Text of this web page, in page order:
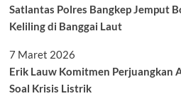
Satlantas Polres Bangkep Jemput
Keliling di Banggai Laut
7 Maret 2026
Erik Lauw Komitmen Perjuangkan
Soal Krisis Listrik